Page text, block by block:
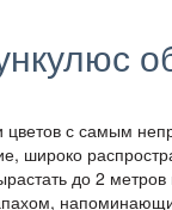
цветов с самым
широко
до 2